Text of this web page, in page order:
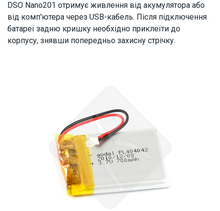
DSO Nano201 отримує живлення від акумулятора або
від комп'ютера через USB-кабель. Після підключення
батареї задню кришку необхідно приклеїти до
корпусу, знявши попередньо захисну стрічку.